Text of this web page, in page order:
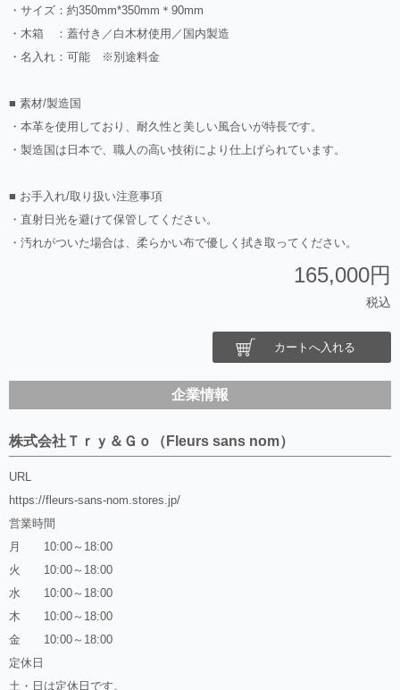
・サイズ：約350mm*350mm＊90mm
・木箱 ：蓋付き／白木材使用／国内製造
・名入れ：可能 ※別途料金
■ 素材/製造国
・本革を使用しており、耐久性と美しい風合いが特長です。
・製造国は日本で、職人の高い技術により仕上げられています。
■ お手入れ/取り扱い注意事項
・直射日光を避けて保管してください。
・汚れがついた場合は、柔らかい布で優しく拭き取ってください。
165,000円
税込
カートへ入れる
企業情報
株式会社Ｔｒｙ＆Ｇｏ（Fleurs sans nom）
URL
https://fleurs-sans-nom.stores.jp/
営業時間
月 10:00～18:00
火 10:00～18:00
水 10:00～18:00
木 10:00～18:00
金 10:00～18:00
定休日
土・日は定休日です。